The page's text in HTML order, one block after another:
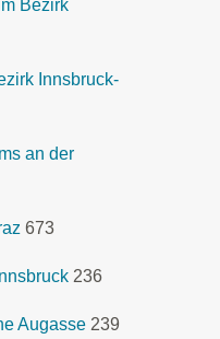
Bezirk
Innsbruck-
an der
673
236
Augasse 239